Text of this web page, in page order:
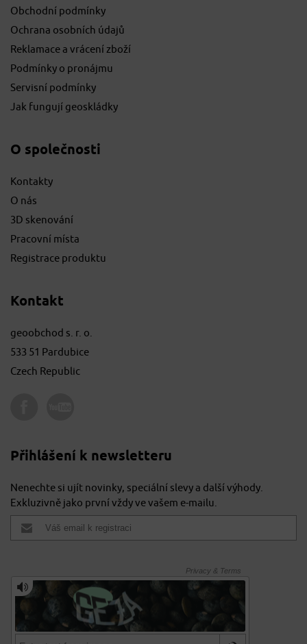
Obchodní podmínky
Ochrana osobních údajů
Reklamace a vrácení zboží
Podmínky o pronájmu
Servisní podmínky
Jak fungují geoskládky
O společnosti
Kontakty
O nás
3D skenování
Pracovní místa
Registrace produktu
Kontakt
geoobchod s. r. o.
533 51 Pardubice
Czech Republic
Přihlášení k newsletteru
Nenechte si ujít novinky, speciální slevy a další výhody.
Exkluzivně jako první vždy ve vašem e-mailu.